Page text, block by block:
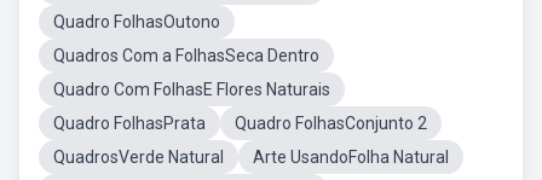
Quadro FolhasOutono
Quadros Com a FolhasSeca Dentro
Quadro Com FolhasE Flores Naturais
Quadro FolhasPrata
Quadro FolhasConjunto 2
QuadrosVerde Natural
Arte UsandoFolha Natural